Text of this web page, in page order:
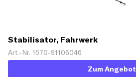
Stabilisator, Fahrwerk
Art.-Nr. 1570-91106046
Zum Angebot